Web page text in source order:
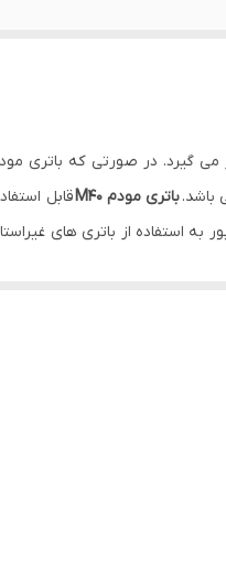
می گیرد. در صورتی که
باشد.باتری مودم M40
استفاده از باتری های